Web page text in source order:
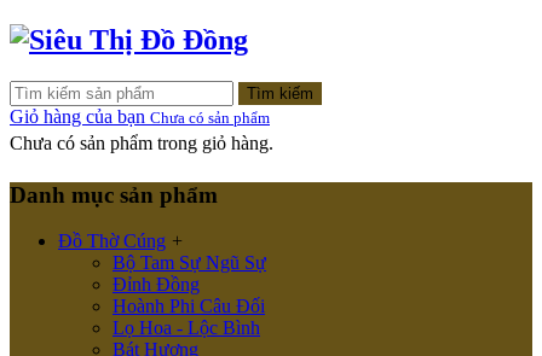
Tìm kiếm
Giỏ hàng của bạn Chưa có sản phẩm
Chưa có sản phẩm trong giỏ hàng.
Danh mục sản phẩm
Đồ Thờ Cúng +
Bộ Tam Sự Ngũ Sự
Đỉnh Đồng
Hoành Phi Câu Đối
Lọ Hoa - Lộc Bình
Bát Hương